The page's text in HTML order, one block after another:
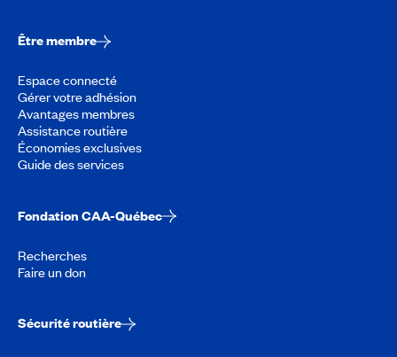
Être membre
Espace connecté
Gérer votre adhésion
Avantages membres
Assistance routière
Économies exclusives
Guide des services
Fondation CAA-Québec
Recherches
Faire un don
Sécurité routière